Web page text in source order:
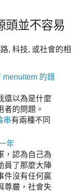
頭並不容易
, 科技, 或社會的相
menuitem 的錯
還以為是什麼
者的問題。
串有兩種不同
年
，認為自己為
員了那麼大陣
件沒有任何贏
尊嚴，社會失